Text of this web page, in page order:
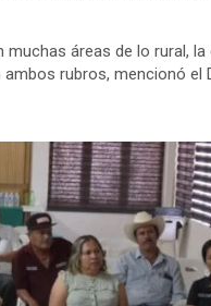
áreas de lo rural,
rubros, mencionó el